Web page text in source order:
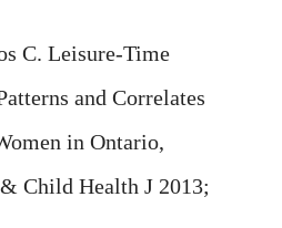
C. Leisure-Time
and Correlates
in Ontario,
Child Health J 2013;